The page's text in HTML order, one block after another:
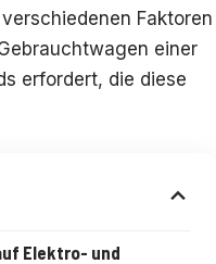
Faktoren
einer
erfordert, die diese
Elektro- und